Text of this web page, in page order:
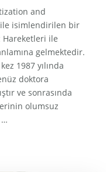
and
ile isimlendirilen bir
Hareketleri ile
gelmektedir.
1987 yılında
doktora
ve sonrasında
olumsuz
…